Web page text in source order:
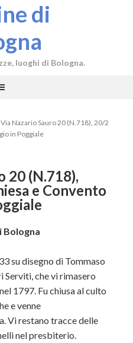
di
luoghi di Bologna.
Via Nazario Sauro 20 (N.718), 20/2
in Poggiale
20 (N.718),
e Convento
Bologna
su disegno di Tommaso
che vi rimasero
1797. Fu chiusa al culto
e venne
Vi restano tracce delle
nel presbiterio.